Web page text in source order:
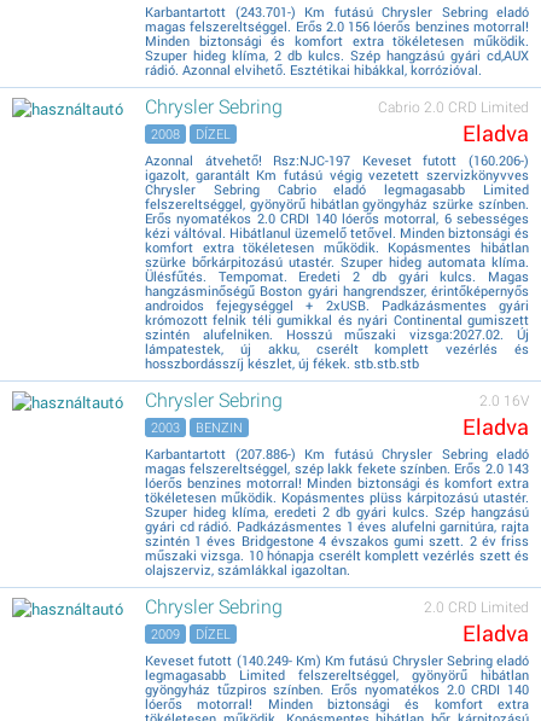
Karbantartott (243.701-) Km futású Chrysler Sebring eladó
magas felszereltséggel. Erős 2.0 156 lóerős benzines motorral!
Minden biztonsági és komfort extra tökéletesen működik.
Szuper hideg klíma, 2 db kulcs. Szép hangzású gyári cd,AUX
rádió. Azonnal elvihető. Esztétikai hibákkal, korrózióval.
Chrysler Sebring Cabrio 2.0 CRD Limited
Eladva
2008 DÍZEL
Azonnal átvehető! Rsz:NJC-197 Keveset futott (160.206-)
igazolt, garantált Km futású végig vezetett szervizkönyvves
Chrysler Sebring Cabrio eladó legmagasabb Limited
felszereltséggel, gyönyörű hibátlan gyöngyház szürke színben.
Erős nyomatékos 2.0 CRDI 140 lóerős motorral, 6 sebességes
kézi váltóval. Hibátlanul üzemelő tetővel. Minden biztonsági és
komfort extra tökéletesen működik. Kopásmentes hibátlan
szürke bőrkárpitozású utastér. Szuper hideg automata klíma.
Ülésfűtés. Tempomat. Eredeti 2 db gyári kulcs. Magas
hangzásminőségű Boston gyári hangrendszer, érintőképernyős
androidos fejegységgel + 2xUSB. Padkázásmentes gyári
krómozott felnik téli gumikkal és nyári Continental gumiszett
szintén alufelniken. Hosszú műszaki vizsga:2027.02. Új
lámpatestek, új akku, cserélt komplett vezérlés és
hosszbordásszíj készlet, új fékek. stb.stb.stb
Chrysler Sebring 2.0 16V
Eladva
2003 BENZIN
Karbantartott (207.886-) Km futású Chrysler Sebring eladó
magas felszereltséggel, szép lakk fekete színben. Erős 2.0 143
lóerős benzines motorral! Minden biztonsági és komfort extra
tökéletesen működik. Kopásmentes plüss kárpitozású utastér.
Szuper hideg klíma, eredeti 2 db gyári kulcs. Szép hangzású
gyári cd rádió. Padkázásmentes 1 éves alufelni garnitúra, rajta
szintén 1 éves Bridgestone 4 évszakos gumi szett. 2 év friss
műszaki vizsga. 10 hónapja cserélt komplett vezérlés szett és
olajszerviz, számlákkal igazoltan.
Chrysler Sebring 2.0 CRD Limited
Eladva
2009 DÍZEL
Keveset futott (140.249- Km) Km futású Chrysler Sebring eladó
legmagasabb Limited felszereltséggel, gyönyörű hibátlan
gyöngyház tűzpiros színben. Erős nyomatékos 2.0 CRDI 140
lóerős motorral! Minden biztonsági és komfort extra